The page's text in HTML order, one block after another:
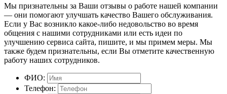
Мы признательны за Ваши отзывы о работе нашей компании
— они помогают улучшать качество Вашего обслуживания.
Если у Вас возникло какое-либо недовольство во время
общения с нашими сотрудниками или есть идеи по
улучшению сервиса сайта, пишите, и мы примем меры. Мы
также будем признательны, если Вы отметите качественную
работу наших сотрудников.
ФИО:
Телефон: